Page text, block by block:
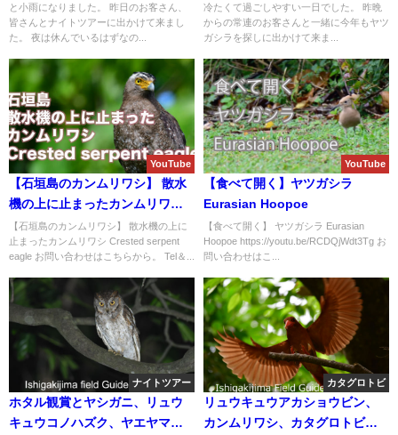
と小雨になりました。 昨日のお客さん、
皆さんとナイトツアーに出かけて来まし
た。 夜は休んでいるはずなの...
冷たくて過ごしやすい一日でした。 昨晩
からの常連のお客さんと一緒に今年もヤツ
ガシラを探しに出かけて来ま...
YouTube
【石垣島のカンムリワシ】 散水
機の上に止まったカンムリワシ
Crested serpent eagle
【石垣島のカンムリワシ】 散水機の上に
止まったカンムリワシ Crested serpent
eagle お問い合わせはこちらから。 Tel＆...
YouTube
【食べて開く】ヤツガシラ
Eurasian Hoopoe
【食べて開く】 ヤツガシラ Eurasian
Hoopoe https://youtu.be/RCDQjWdt3Tg お
問い合わせはこ...
ナイトツアー
ホタル観賞とヤシガニ、リュウ
キュウコノハズク、ヤエヤマオ
カタグロトビ
リュウキュウアカショウビン、
カンムリワシ、カタグロトビ等